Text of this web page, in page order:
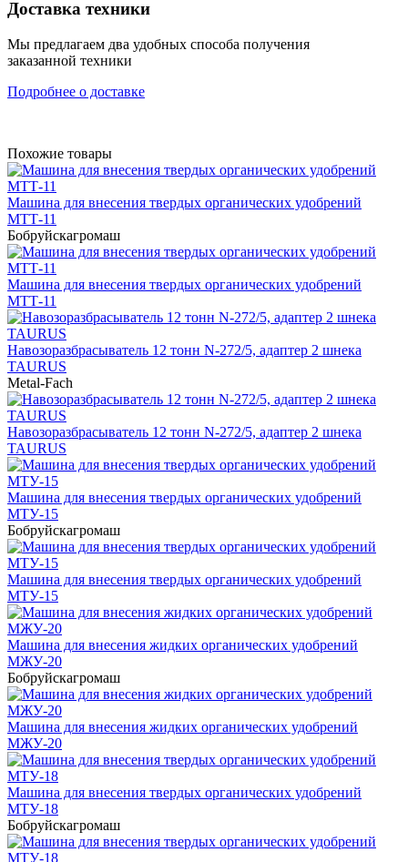
Доставка техники
Мы предлагаем два удобных способа получения
заказанной техники
Подробнее о доставке
Похожие товары
Машина для внесения твердых органических удобрений
МТТ-11
Бобруйскагромаш
Машина для внесения твердых органических удобрений
МТТ-11
Навозоразбрасыватель 12 тонн N-272/5, адаптер 2 шнека
TAURUS
Metal-Fach
Навозоразбрасыватель 12 тонн N-272/5, адаптер 2 шнека
TAURUS
Машина для внесения твердых органических удобрений
МТУ-15
Бобруйскагромаш
Машина для внесения твердых органических удобрений
МТУ-15
Машина для внесения жидких органических удобрений
МЖУ-20
Бобруйскагромаш
Машина для внесения жидких органических удобрений
МЖУ-20
Машина для внесения твердых органических удобрений
МТУ-18
Бобруйскагромаш